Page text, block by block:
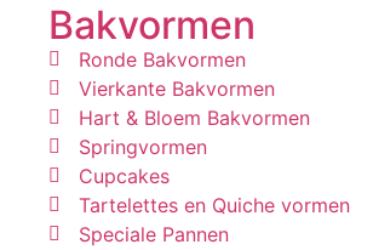
Bakvormen
Ronde Bakvormen
Vierkante Bakvormen
Hart & Bloem Bakvormen
Springvormen
Cupcakes
Tartelettes en Quiche vormen
Speciale Pannen